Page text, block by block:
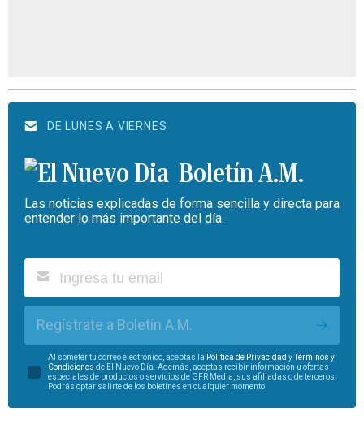
DE LUNES A VIERNES
Boletín A.M.
Las noticias explicadas de forma sencilla y directa para
entender lo más importante del día.
Regístrate a Boletín A.M.
Al someter tu correo electrónico, aceptas la Política de Privacidad yTérminos y
Condiciones de El Nuevo Día. Además, aceptas recibir información u ofertas
especiales de productos o servicios de GFR Media, sus afiliadas o de terceros.
Podrás optar salirte de los boletines en cualquier momento.